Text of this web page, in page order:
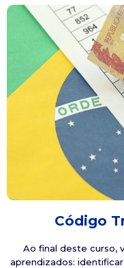
Código
Ao final deste curso,
aprendizados: